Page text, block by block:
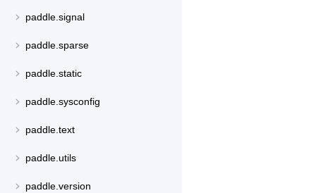
paddle.signal
paddle.sparse
paddle.static
paddle.sysconfig
paddle.text
paddle.utils
paddle.version